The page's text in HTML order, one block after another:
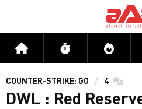
Accueil Flux Directs
COUNTER-STRIKE: GO 4
DWL : Red